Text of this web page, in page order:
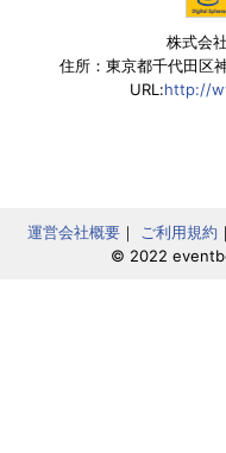
株式会
住所：東京都千代田区
URL:http://
運営会社概要 ｜ ご利用規約
© 2022